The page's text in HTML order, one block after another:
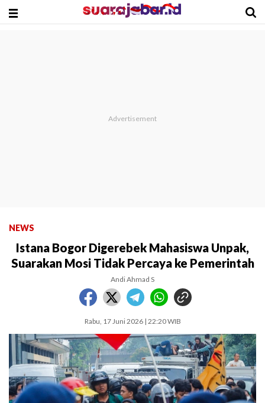
NEWS
Istana Bogor Digerebek Mahasiswa Unpak,
Suarakan Mosi Tidak Percaya ke Pemerintah
Andi Ahmad S
Rabu, 17 Juni 2026 | 22:20 WIB